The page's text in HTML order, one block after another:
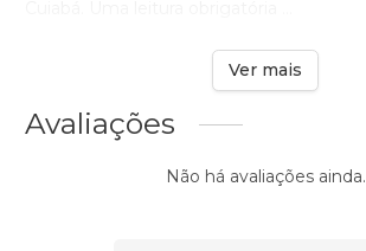
Ver mais
Avaliações
Não há avaliações ainda.